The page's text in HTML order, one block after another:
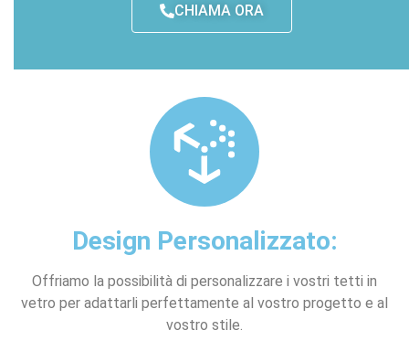
CHIAMA ORA
Design Personalizzato:
Offriamo la possibilità di personalizzare i vostri tetti in
vetro per adattarli perfettamente al vostro progetto e al
vostro stile.